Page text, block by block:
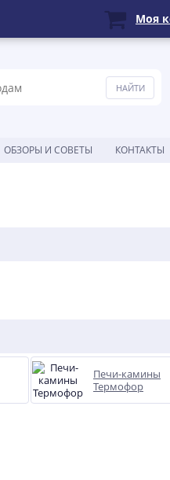
ОБЗОРЫ И СОВЕТЫ КОНТАКТЫ
Печи-камины
Термофор
Моя